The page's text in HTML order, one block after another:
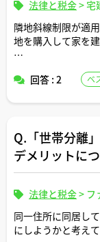
法律と税金>宅
隣地斜線制限が適
地を購入して家を
回答 : 2
ベ
Q.「世帯分離
デメリットに
法律と税金> フ
同一住所に同居し
にしようかと考えて